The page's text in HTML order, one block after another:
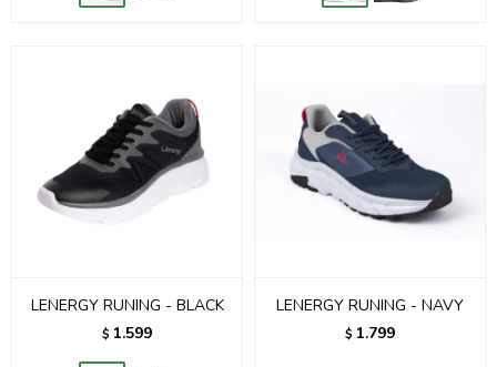
LENERGY RUNING - BLACK
$ 1.599
LENERGY RUNING - NAVY
$ 1.799